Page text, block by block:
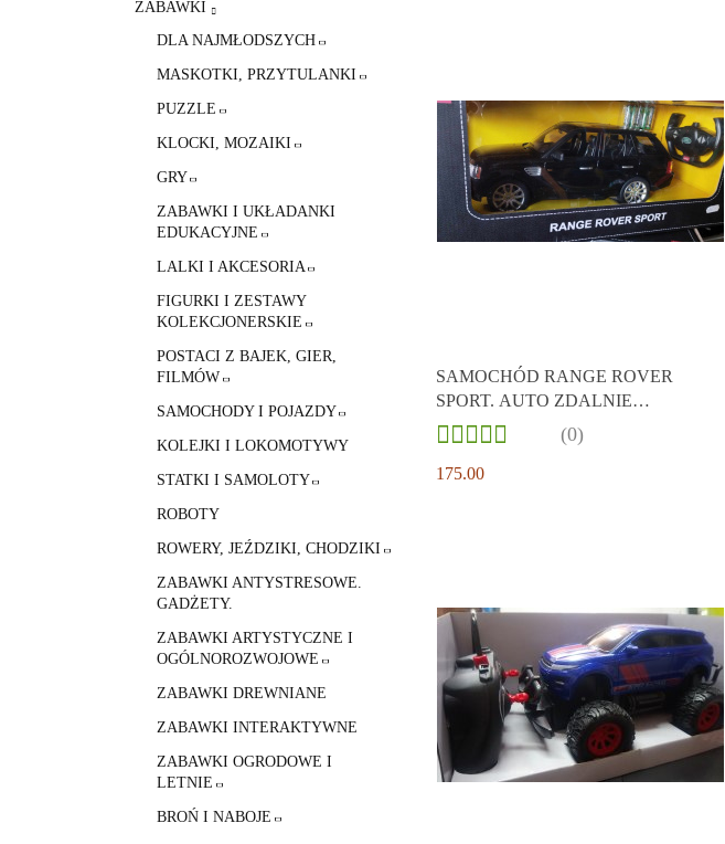
ZABAWKI
DLA NAJMŁODSZYCH
MASKOTKI, PRZYTULANKI
PUZZLE
KLOCKI, MOZAIKI
GRY
ZABAWKI I UKŁADANKI
EDUKACYJNE
LALKI I AKCESORIA
FIGURKI I ZESTAWY
KOLEKCJONERSKIE
POSTACI Z BAJEK, GIER,
FILMÓW
SAMOCHODY I POJAZDY
KOLEJKI I LOKOMOTYWY
STATKI I SAMOLOTY
ROBOTY
ROWERY, JEŹDZIKI, CHODZIKI
ZABAWKI ANTYSTRESOWE.
GADŻETY.
ZABAWKI ARTYSTYCZNE I
OGÓLNOROZWOJOWE
ZABAWKI DREWNIANE
ZABAWKI INTERAKTYWNE
ZABAWKI OGRODOWE I
LETNIE
BROŃ I NABOJE
Produkt niedostępny
SAMOCHÓD RANGE ROVER
SPORT. AUTO ZDALNIE
STEROWANE RASTAR SKALA 1:14
(0)
175.00